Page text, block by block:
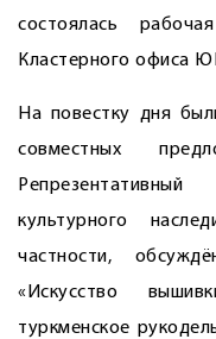
состоялась
Кластерного офиса
На повестку дня
совместных
культурного
частности,
«Искусство
туркменское